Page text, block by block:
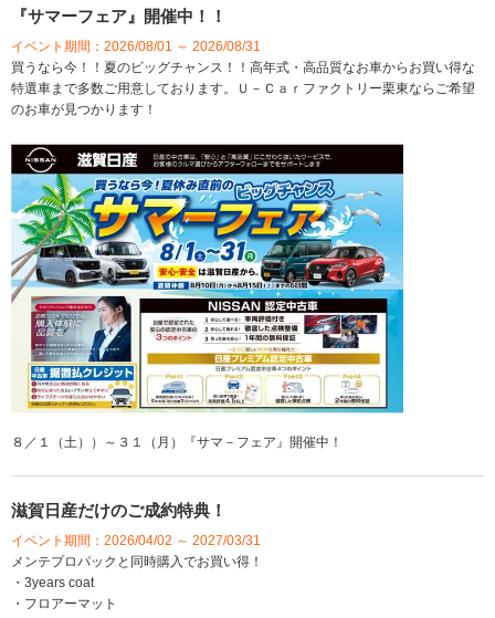
『サマーフェア』開催中！！
イベント期間：2026/08/01 ～ 2026/08/31
買うなら今！！夏のビッグチャンス！！高年式・高品質なお車からお買い得な
特選車まで多数ご用意しております。Ｕ－Ｃａｒファクトリー栗東ならご希望
のお車が見つかります！
８／１（土））～３１（月）『サマ－フェア』開催中！
滋賀日産だけのご成約特典！
イベント期間：2026/04/02 ～ 2027/03/31
メンテプロパックと同時購入でお買い得！
・3years coat
・フロアーマット